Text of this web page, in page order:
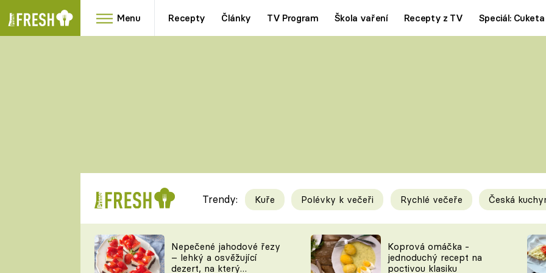
Menu Recepty Články TV Program Škola vaření Recepty z TV Speciál: Cuketa
RYCHLOVKY
Videorecepty
TEĎ VAŘÍ ŠÉF!
Tipy a triky
KAM ZA JÍDLEM
Trendy: Kuře Polévky k večeři Rychlé večeře Česká
Nepečené jahodové řezy
– lehký a osvěžující
dezert, na který
Koprová omáčka -
jednoduchý recept na
poctivou klasiku